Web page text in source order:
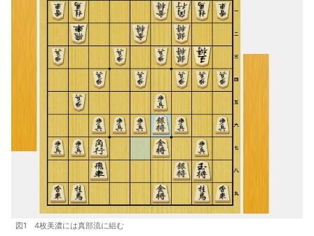
図1 4枚美濃には真部流に組む